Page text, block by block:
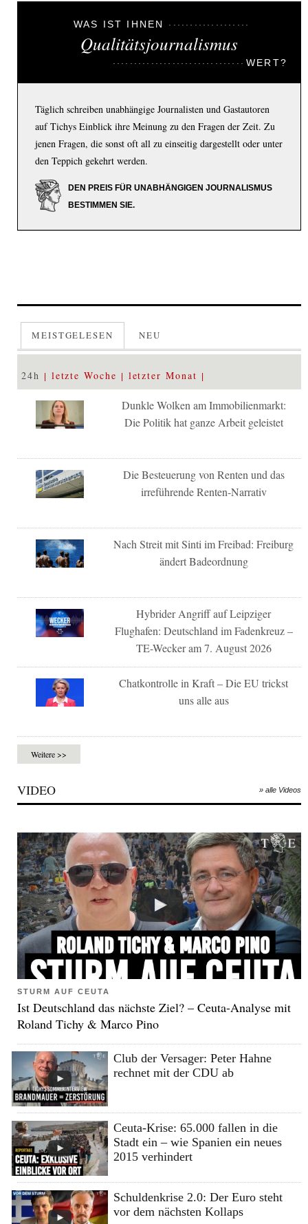
WAS IST IHNEN
Qualitätsjournalismus
WERT?
Täglich schreiben unabhängige Journalisten und Gastautoren
auf Tichys Einblick ihre Meinung zu den Fragen der Zeit. Zu
jenen Fragen, die sonst oft all zu einseitig dargestellt oder unter
den Teppich gekehrt werden.
DEN PREIS FÜR UNABHÄNGIGEN JOURNALISMUS
BESTIMMEN SIE.
MEISTGELESEN NEU
24h letzte Woche letzter Monat
Dunkle Wolken am Immobilienmarkt:
Die Politik hat ganze Arbeit geleistet
Die Besteuerung von Renten und das
irreführende Renten-Narrativ
Nach Streit mit Sinti im Freibad: Freiburg
ändert Badeordnung
Hybrider Angriff auf Leipziger
Flughafen: Deutschland im Fadenkreuz –
TE-Wecker am 7. August 2026
Chatkontrolle in Kraft – Die EU trickst
uns alle aus
Weitere >>
VIDEO » alle Videos
STURM AUF CEUTA
Ist Deutschland das nächste Ziel? – Ceuta-Analyse mit
Roland Tichy & Marco Pino
Club der Versager: Peter Hahne
rechnet mit der CDU ab
Ceuta-Krise: 65.000 fallen in die
Stadt ein – wie Spanien ein neues
2015 verhindert
Schuldenkrise 2.0: Der Euro steht
vor dem nächsten Kollaps